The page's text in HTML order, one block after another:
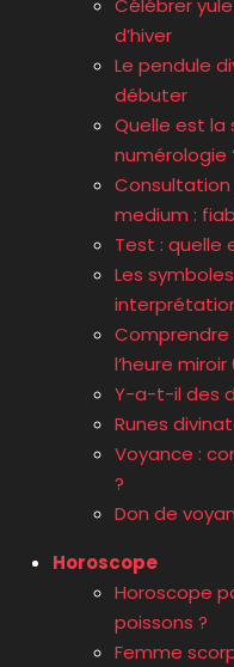
Célébrer
d’hiver
Le pendule
débuter
Quelle est la
numérologie
medium :
Test : quelle
Les
Comprendre
l’heure miroir
Y-a-t-il des
Runes
Voyance :
?
Don de
Horoscope
Horoscope
poissons ?
Femme